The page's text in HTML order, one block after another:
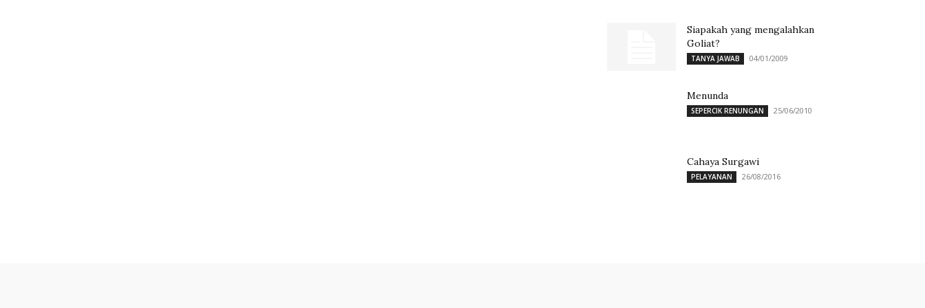
Siapakah yang mengalahkan
Goliat?
TANYA JAWAB 04/01/2009
Menunda
SEPERCIK RENUNGAN 25/06/2010
Cahaya Surgawi
PELAYANAN 26/08/2016